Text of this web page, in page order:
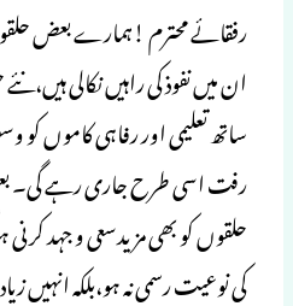
رفقائے محترم !ہمارے بعض
ان میں نفوذ کی راہیں نکالی
ساتھ تعلیمی اور رفاہی
رفت اسی طرح جاری رہے گی۔
حلقوں کو بھی مزیدسعی و جہد
کی نوعیت رسمی نہ ہو،بلکہ